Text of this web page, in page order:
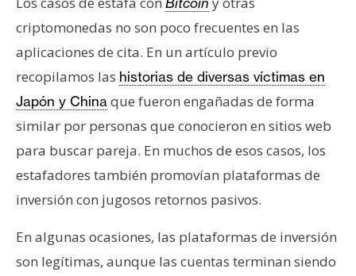
criptomonedas no son poco frecuentes en las
aplicaciones de cita. En un artículo previo
recopilamos las historias de diversas víctimas en
Japón y Chinaque fueron engañadas de forma
similar por personas que conocieron en sitios web
para buscar pareja. En muchos de esos casos, los
estafadores también promovían plataformas de
inversión con jugosos retornos pasivos.
En algunas ocasiones, las plataformas de inversión
son legítimas, aunque las cuentas terminan siendo